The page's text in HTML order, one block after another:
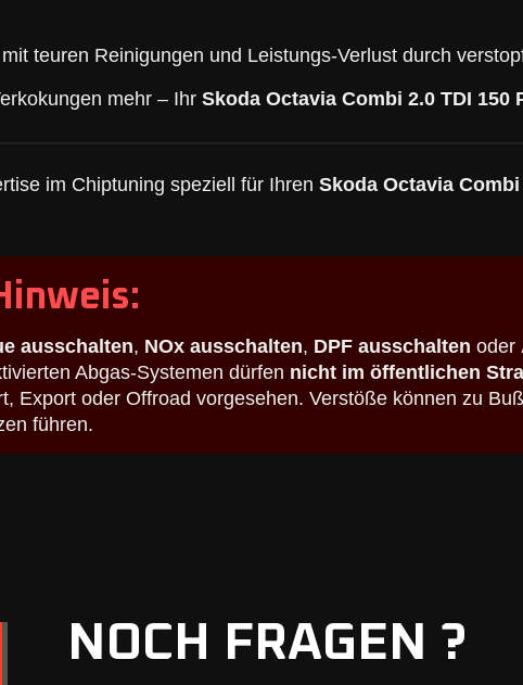
teuren Reinigungen und Leistungs-Verlust durch
mehr – Ihr Skoda Octavia Combi 2.0 TDI 150
im Chiptuning speziell für Ihren Skoda Octavia Combi
ausschalten, NOx ausschalten, DPF ausschalten oder
Abgas-Systemen dürfen nicht im öffentlichen
Export oder Offroad vorgesehen. Verstöße können zu
führen.
NOCH FRAGEN ?